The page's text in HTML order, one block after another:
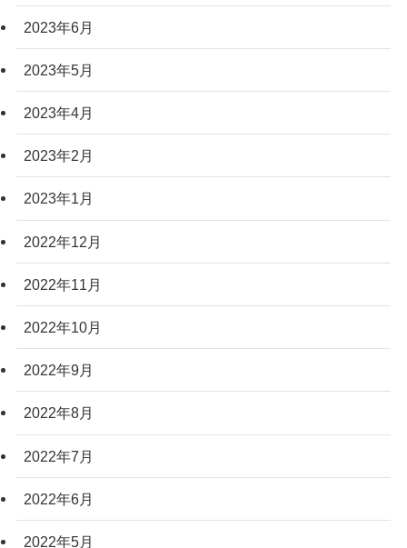
2023年6月
2023年5月
2023年4月
2023年2月
2023年1月
2022年12月
2022年11月
2022年10月
2022年9月
2022年8月
2022年7月
2022年6月
2022年5月